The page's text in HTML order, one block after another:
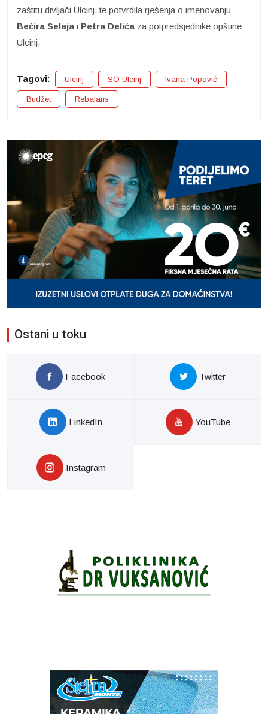
zaštitu divljači Ulcinj, te potvrdila rješenja o imenovanju
Bećira Selaja i Petra Delića za potpredsjednike opštine
Ulcinj.
Tagovi: Ulcinj SO Ulcinj Ivana Popović
Budžet Rebalans
Ostani u toku
Facebook Twitter
LinkedIn YouTube
Instagram